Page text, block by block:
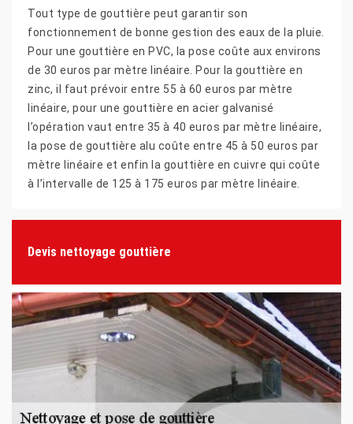
Tout type de gouttière peut garantir son
fonctionnement de bonne gestion des eaux de la pluie.
Pour une gouttière en PVC, la pose coûte aux environs
de 30 euros par mètre linéaire. Pour la gouttière en
zinc, il faut prévoir entre 55 à 60 euros par mètre
linéaire, pour une gouttière en acier galvanisé
l’opération vaut entre 35 à 40 euros par mètre linéaire,
la pose de gouttière alu coûte entre 45 à 50 euros par
mètre linéaire et enfin la gouttière en cuivre qui coûte
à l’intervalle de 125 à 175 euros par mètre linéaire.
Devis nettoyage gouttière